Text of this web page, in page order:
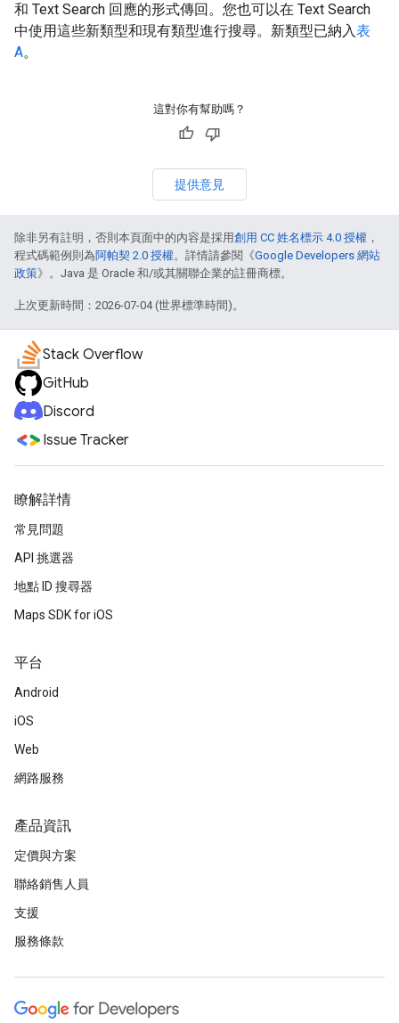
和 Text Search 回應的形式傳回。您也可以在 Text Search
中使用這些新類型和現有類型進行搜尋。新類型已納入表
A。
這對你有幫助嗎？
提供意見
除非另有註明，否則本頁面中的內容是採用創用 CC 姓名標示 4.0 授權 ，
程式碼範例則為阿帕契 2.0 授權。詳情請參閱《Google Developers 網站
政策》。Java 是 Oracle 和/或其關聯企業的註冊商標。
上次更新時間：2026-07-04 (世界標準時間)。
Stack Overflow
GitHub
Discord
Issue Tracker
瞭解詳情
常見問題
API 挑選器
地點 ID 搜尋器
Maps SDK for iOS
平台
Android
iOS
Web
網路服務
產品資訊
定價與方案
聯絡銷售人員
支援
服務條款